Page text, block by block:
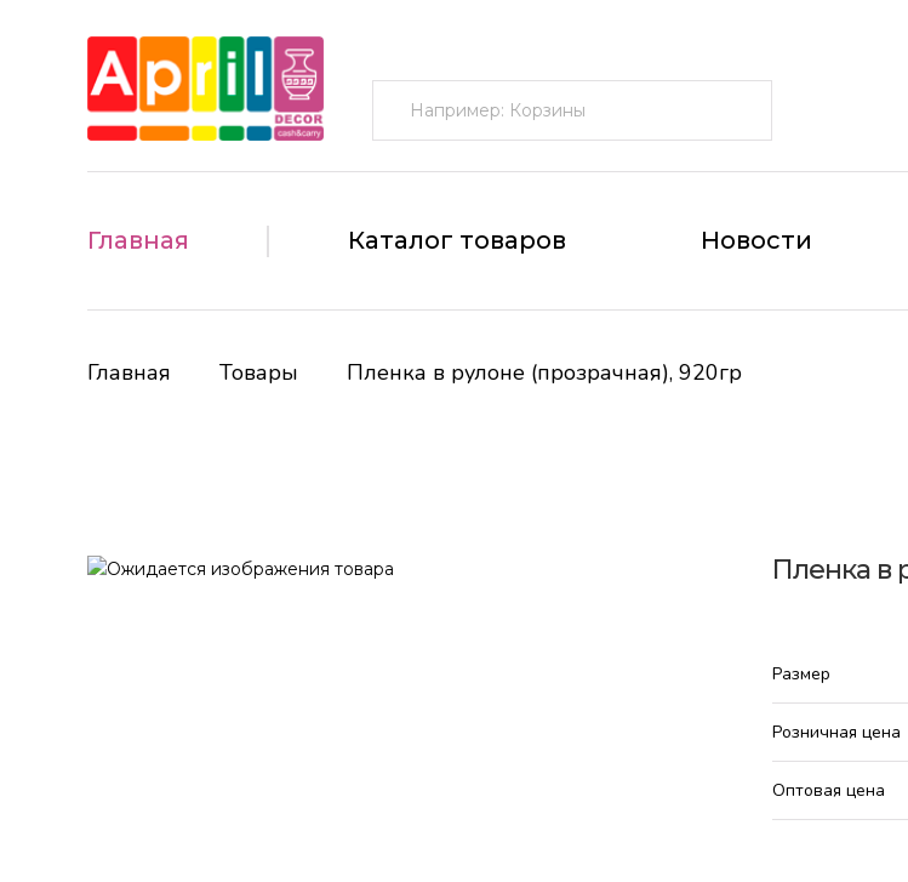
Главная Каталог товаров Новости
Главная Товары Пленка в рулоне (прозрачная), 920гр
Пленка в
Размер
Розничная цена
Оптовая цена